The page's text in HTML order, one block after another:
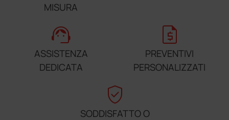
MISURA
support_agent
ASSISTENZA
DEDICATA
request_quote
PREVENTIVI
PERSONALIZZATI
verified_user
SODDISFATTO O